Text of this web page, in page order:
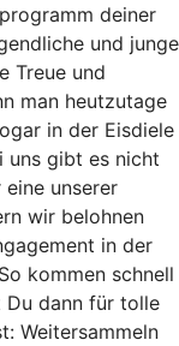
deiner
und junge
Treue und
man heutzutage
in der Eisdiele
uns gibt es nicht
unserer
wir belohnen
in der
kommen schnell
Du dann für tolle
Weitersammeln